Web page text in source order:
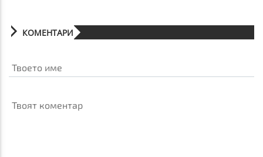
КОМЕНТАРИ
Твоето име
Твоят коментар